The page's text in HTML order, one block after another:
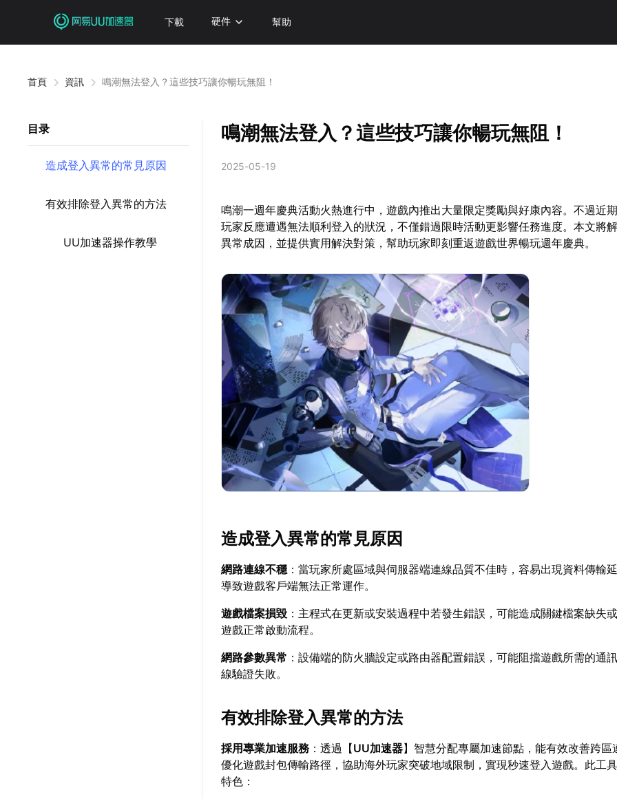
下載 硬件 幫助
首頁 資訊 鳴潮無法登入？這些技巧讓你暢玩無阻！
目录
造成登入異常的常見原因
有效排除登入異常的方法
UU加速器操作教學
鳴潮無法登入？這些技巧讓你暢玩無阻！
2025-05-19
鳴潮一週年慶典活動火熱進行中，遊戲內推出大量限定獎勵與好康內容。不過近
玩家反應遭遇無法順利登入的狀況，不僅錯過限時活動更影響任務進度。本文將
異常成因，並提供實用解決對策，幫助玩家即刻重返遊戲世界暢玩週年慶典。
造成登入異常的常見原因
網路連線不穩：當玩家所處區域與伺服器端連線品質不佳時，容易出現資料傳輸
導致遊戲客戶端無法正常運作。
遊戲檔案損毀 ：主程式在更新或安裝過程中若發生錯誤，可能造成關鍵檔案缺失
遊戲正常啟動流程。
網路參數異常 ：設備端的防火牆設定或路由器配置錯誤，可能阻擋遊戲所需的通
線驗證失敗。
有效排除登入異常的方法
採用專業加速服務 ：透過【UU加速器】智慧分配專屬加速節點，能有效改善跨區
優化遊戲封包傳輸路徑，協助海外玩家突破地域限制，實現秒速登入遊戲。此工
特色：